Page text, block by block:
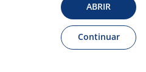
ABRIR
Continuar